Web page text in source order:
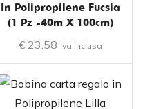
In Polipropilene Fucsia
(1 Pz -40m X 100cm)
€23,58 iva inclusa